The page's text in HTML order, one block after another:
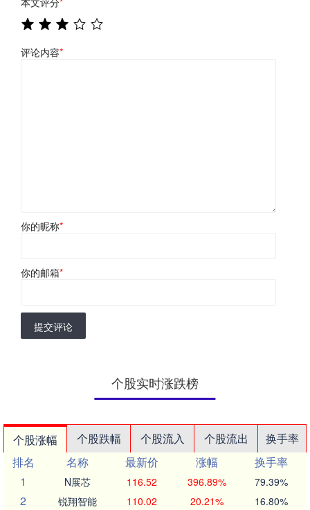
评论内容*
你的昵称*
你的邮箱*
提交评论
个股实时涨跌榜
个股涨幅 个股跌幅 个股流入 个股流出
换手率
排名
名称 最新价 涨幅
换手率
1
N展芯 116.52 396.89% 79.39%
2 锐翔智能 110.02 20.21% 16.80%